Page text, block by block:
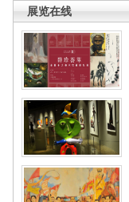
展览在线